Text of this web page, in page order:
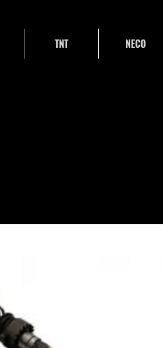
TNT NECO